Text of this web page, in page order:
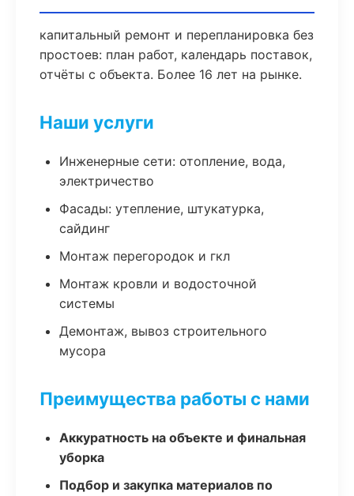
капитальный ремонт и перепланировка без
простоев: план работ, календарь поставок,
отчёты с объекта. Более 16 лет на рынке.
Наши услуги
Инженерные сети: отопление, вода,
электричество
Фасады: утепление, штукатурка,
сайдинг
Монтаж перегородок и гкл
Монтаж кровли и водосточной
системы
Демонтаж, вывоз строительного
мусора
Преимущества работы с нами
Аккуратность на объекте и финальная
уборка
Подбор и закупка материалов по